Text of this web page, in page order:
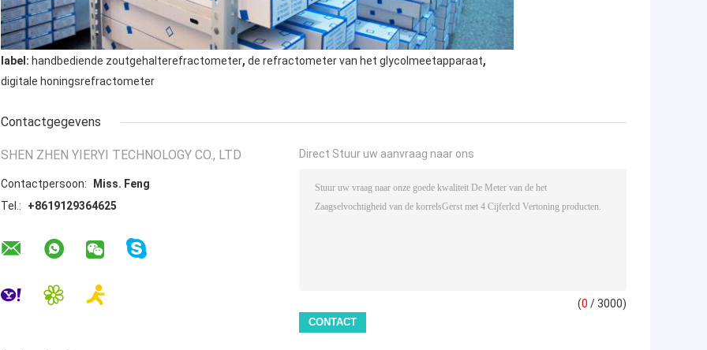
label: handbediende zoutgehalterefractometer, de refractometer van het glycolmeetapparaat,
digitale honingsrefractometer
Contactgegevens
SHEN ZHEN YIERYI TECHNOLOGY CO., LTD
Contactpersoon:
Miss. Feng
Tel.:
+8619129364625
Direct Stuur uw aanvraag naar ons
(0 / 3000)